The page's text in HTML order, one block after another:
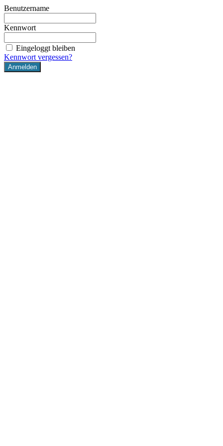
Benutzername
Kennwort
Eingeloggt bleiben
Kennwort vergessen?